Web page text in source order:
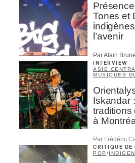
Tones et
l’avenir
Par Alain
INTERVIEW
ASIE
MUSIQUES
Iskandar
traditions
à
Par Frédéric
CRITIQUE DE
POP /